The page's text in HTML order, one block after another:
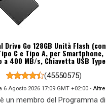
Drive Go 128GB Unità Flash
C e Tipo A, per Smartphone,
a 400 MB/s, Chiavetta USB
(45550575)
6 Agosto 2026 17:09 GMT +02:00 -
un membro del Programma